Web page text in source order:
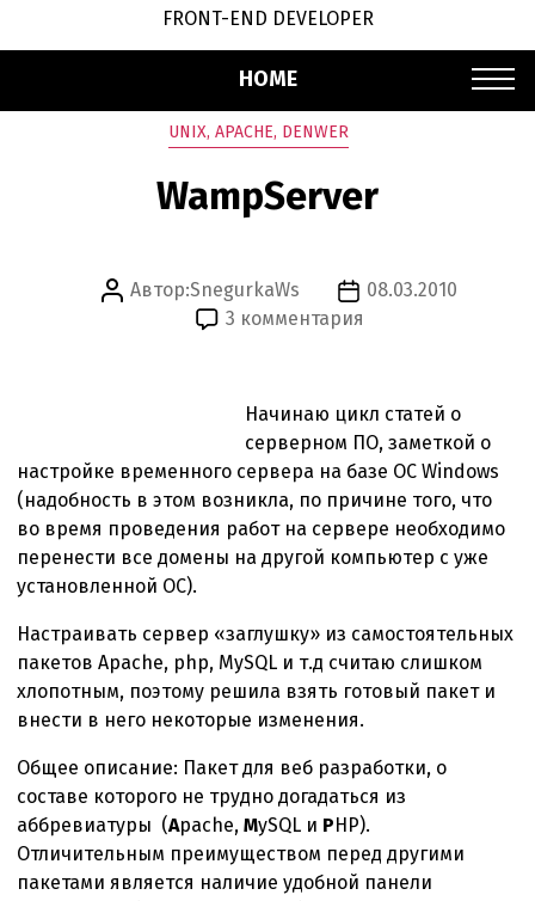
FRONT-END DEVELOPER
HOME
Рубрики
UNIX, APACHE, DENWER
WampServer
Автор
Автор:SnegurkaWs
Дата
записи
08.03.2010
3 комментария
Начинаю цикл статей о
серверном ПО, заметкой о
настройке временного сервера на базе ОС Windows
(надобность в этом возникла, по причине того, что
во время проведения работ на сервере необходимо
перенести все домены на другой компьютер с уже
установленной ОС).
Настраивать сервер «заглушку» из самостоятельных
пакетов Apache, php, MySQL и т.д считаю слишком
хлопотным, поэтому решила взять готовый пакет и
внести в него некоторые изменения.
Общее описание: Пакет для веб разработки, о
составе которого не трудно догадаться из
аббревиатуры (Apache, MySQL и P HP).
Отличительным преимуществом перед другими
пакетами является наличие удобной панели